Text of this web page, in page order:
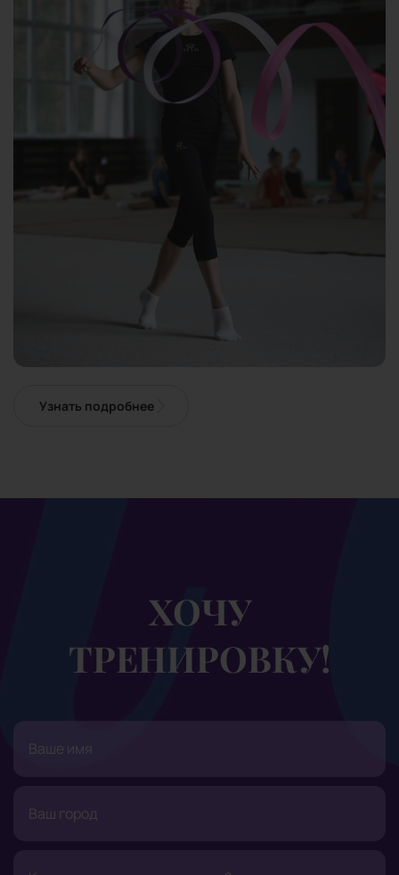
Узнать подробнее
ХОЧУ
ТРЕНИРОВКУ!